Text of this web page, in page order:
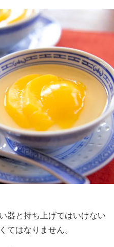
器と持ち上げてはいけない
てはなりません。